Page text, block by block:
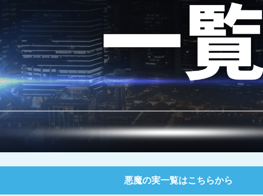
悪魔の実一覧はこちらから